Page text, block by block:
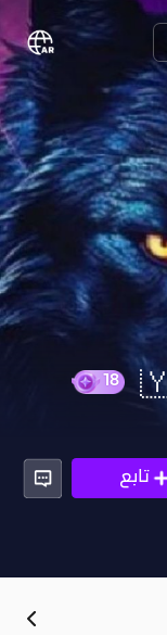
تابع